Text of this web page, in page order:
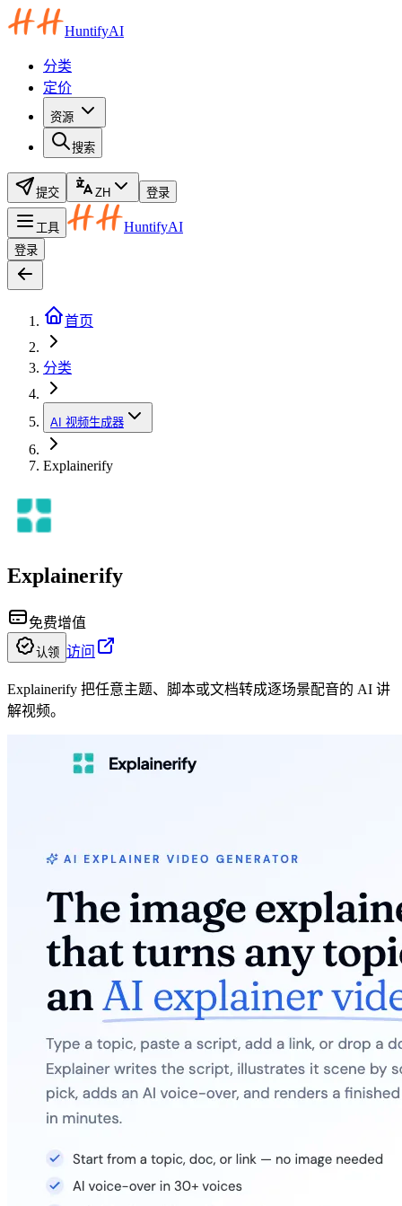
HuntifyAI
分类
定价
资源
搜索
提交 ZH 登录
工具 HuntifyAI
登录
首页
分类
AI 视频生成器
Explainerify
Explainerify
免费增值
认领 访问
Explainerify 把任意主题、脚本或文档转成逐场景配音的 AI 讲
解视频。